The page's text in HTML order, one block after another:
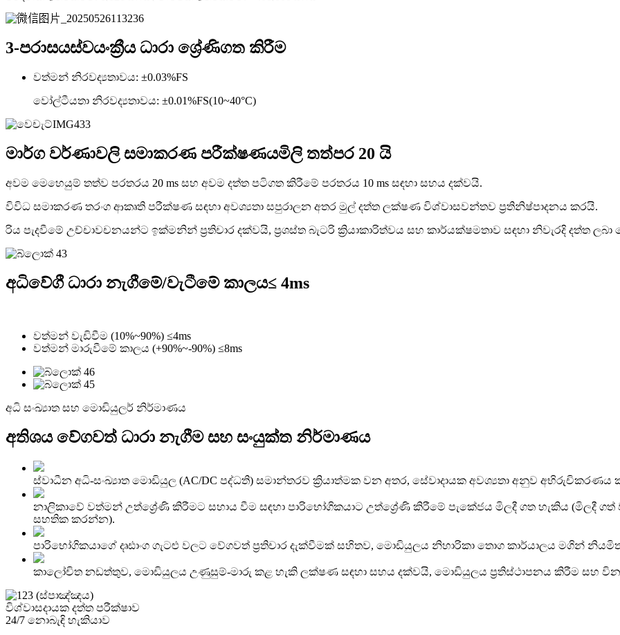
3-පරාසයස්වයංක්‍රීය ධාරා ශ්‍රේණිගත කිරීම
වත්මන් නිරවද්‍යතාවය: ±0.03%FS
වෝල්ටීයතා නිරවද්‍යතාවය: ±0.01%FS(10~40°C)
මාර්ග වර්ණාවලි සමාකරණ පරීක්ෂණයමිලි තත්පර 20 යි
අවම මෙහෙයුම් තත්ව පරතරය 20 ms සහ අවම දත්ත පටිගත කිරීමේ පරතරය 10 ms සඳහා සහය දක්වයි.
විවිධ සමාකරණ තරංග ආකෘති පරීක්ෂණ සඳහා අවශ්‍යතා සපුරාලන අතර මුල් දත්ත ලක්ෂණ විශ්වාසවන්තව ප්‍රතිනිෂ්පාදනය කරයි.
රිය පැදවීමේ උච්චාවචනයන්ට ඉක්මනින් ප්‍රතිචාර දක්වයි, ප්‍රශස්ත බැටරි ක්‍රියාකාරිත්වය සහ කාර්යක්ෂමතාව සඳහා නිවැරදි දත්ත ලබා
අධිවේගී ධාරා නැගීමේ/වැටීමේ කාලය≤ 4ms
වත්මන් වැඩිවීම (10%~90%) ≤4ms
වත්මන් මාරුවීමේ කාලය (+90%~-90%) ≤8ms
අධි සංඛ්‍යාත සහ මොඩියුලර් නිර්මාණය
අතිශය වේගවත් ධාරා නැගීම සහ සංයුක්ත නිර්මාණය
ස්වාධීන අධි-සංඛ්‍යාත මොඩියුල (AC/DC පද්ධති) සමාන්තරව ක්‍රියාත්මක වන අතර, සේවාදායක අවශ්‍යතා අනුව අභිරුචිකරණය
නාලිකාවේ වත්මන් උත්ශ්‍රේණි කිරීමට සහාය වීම සඳහා පාරිභෝගිකයාට උත්ශ්‍රේණි කිරීමේ පැකේජය මිලදී ගත හැකිය (මිලදී
සහතික කරන්න).
පාරිභෝගිකයාගේ දෘඪාංග ගැටළු වලට වේගවත් ප්‍රතිචාර දැක්වීමක් සහිතව, මොඩියුලය නිහාරිකා තොග කාර්යාලය මගින්
කාලෝචිත නඩත්තුව, මොඩියුලය උණුසුම්-මාරු කළ හැකි ලක්ෂණ සඳහා සහය දක්වයි, මොඩියුලය ප්‍රතිස්ථාපනය කිරීම සහ
විශ්වාසදායක දත්ත පරීක්ෂාව
24/7 නොබැඳි හැකියාව